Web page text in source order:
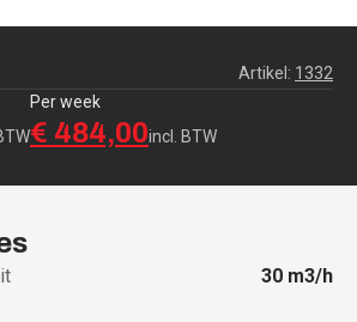
Artikel: 1332
Per week
€ 484,00incl. BTW
30 m3/h